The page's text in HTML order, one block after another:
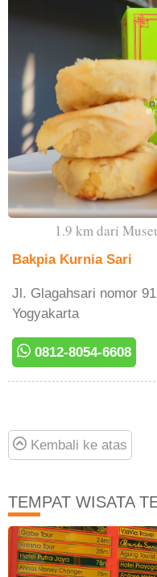
1.9 km dari
Bakpia Kurnia Sari
Jl. Glagahsari nomor
Yogyakarta
0812-8054-6608
Kembali ke atas
TEMPAT WISATA